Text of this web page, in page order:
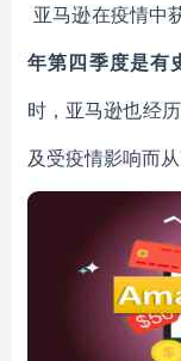
亚马逊在疫情中
年第四季度是有
时，亚马逊也经
及受疫情影响而